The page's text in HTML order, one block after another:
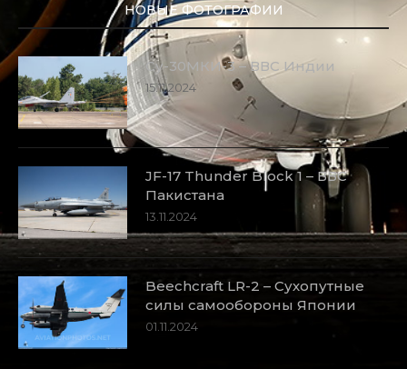
НОВЫЕ ФОТОГРАФИИ
Су-30МКИ-3 – ВВС Индии
15.11.2024
JF-17 Thunder Block 1 – ВВС
Пакистана
13.11.2024
Beechcraft LR-2 – Сухопутные
силы самообороны Японии
01.11.2024